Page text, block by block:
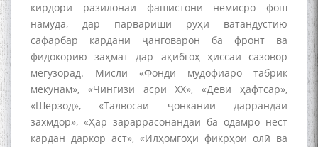
кирдори разилонаи фашистони немисро фош
намуда, дар парвариши руҳи ватандӯстию
сафарбар кардани ҷанговарон ба фронт ва
фидокорию заҳмат дар ақибгоҳ ҳиссаи сазовор
мегузорад. Мисли «Фонди мудофиаро табрик
мекунам», «Чингизи асри ХХ», «Деви ҳафтсар»,
«Шерзод», «Талвосаи ҷонкании даррандаи
захмдор», «Ҳар зараррасонандаи ба одамро нест
кардан даркор аст», «Илҳомгоҳи фикрҳои олӣ ва
Дар Академияи миллии
илмҳои Тоҷикистон бахшида
ба 100-солагии мунаққиду
адабиётшинос Соҳиб
Табаров ҳамоиши илмӣ-
назариявӣ баргузор гардид.